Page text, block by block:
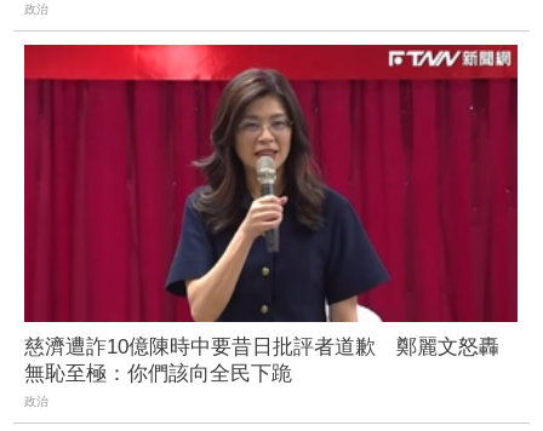
政治
慈濟遭詐10億陳時中要昔日批評者道歉 鄭麗文怒轟
無恥至極：你們該向全民下跪
政治